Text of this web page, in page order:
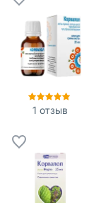
1 отзыв